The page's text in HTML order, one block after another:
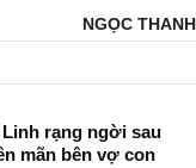
NGỌC THANH
rạng ngời sau
mãn bên vợ con